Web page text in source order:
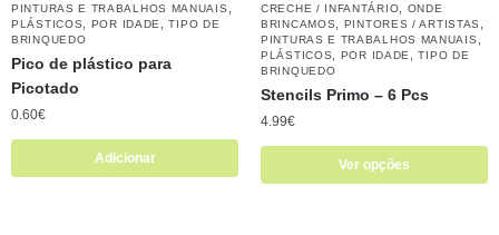
PINTURAS E TRABALHOS MANUAIS
PLÁSTICOS POR IDADE ,TIPO DE
BRINQUEDO
Pico de plástico para
Picotado
0.60€
Adicionar
CRECHE / INFANTÁRIO
ONDE
BRINCAMOS
PINTORES / ARTISTAS
PINTURAS E TRABALHOS MANUAIS
PLÁSTICOS POR IDADE ,TIPO DE
BRINQUEDO
Stencils Primo – 6 Pcs
4.99€
Ver opções